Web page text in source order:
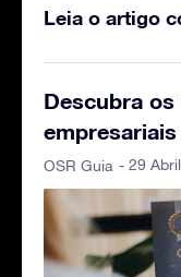
Leia o artigo
Descubra
empresariais
OSR Guia - 29